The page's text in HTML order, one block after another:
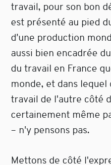
travail, pour son bon
est présenté au pied
d'une production
aussi bien encadrée
du travail en France
monde, et dans
travail de l'autre côté
certainement même
– n'y pensons pas.
Mettons de côté